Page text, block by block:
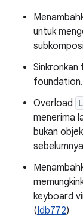
untuk
Overload
menerima
bukan
keyboard
(Idb772)